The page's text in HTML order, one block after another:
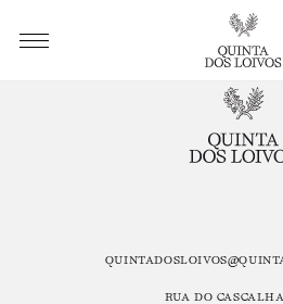
Sem conteúdos para mostrar.
RUA DO